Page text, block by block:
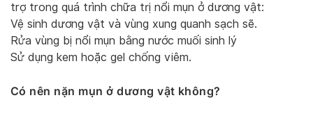
trợ trong quá trình chữa trị nổi mụn ở dương vật:
Vệ sinh dương vật và vùng xung quanh sạch sẽ.
Rửa vùng bị nổi mụn bằng nước muối sinh lý
Sử dụng kem hoặc gel chống viêm.
Có nên nặn mụn ở dương vật không?